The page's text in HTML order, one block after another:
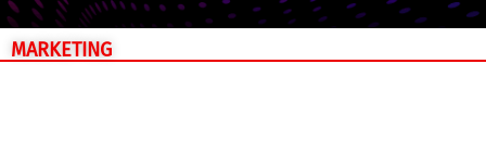
MARKETING